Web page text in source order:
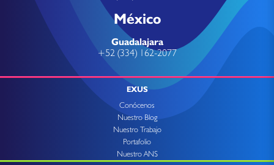
México
Guadalajara
+52 (334) 162-2077
EXUS
Conócenos
Nuestro Blog
Nuestro Trabajo
Portafolio
Nuestro ANS